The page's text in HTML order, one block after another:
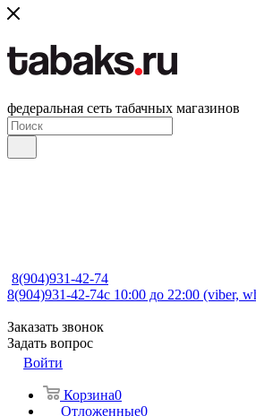
федеральная сеть табачных магазинов
8(904)931-42-74
8(904)931-42-74с 10:00 до 22:00 (viber,
Заказать звонок
Задать вопрос
Войти
Корзина0
Отложенные0